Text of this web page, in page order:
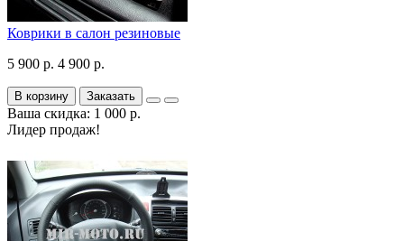
Коврики в салон резиновые
5 900 р. 4 900 р.
В корзину Заказать
Ваша скидка: 1 000 р.
Лидер продаж!